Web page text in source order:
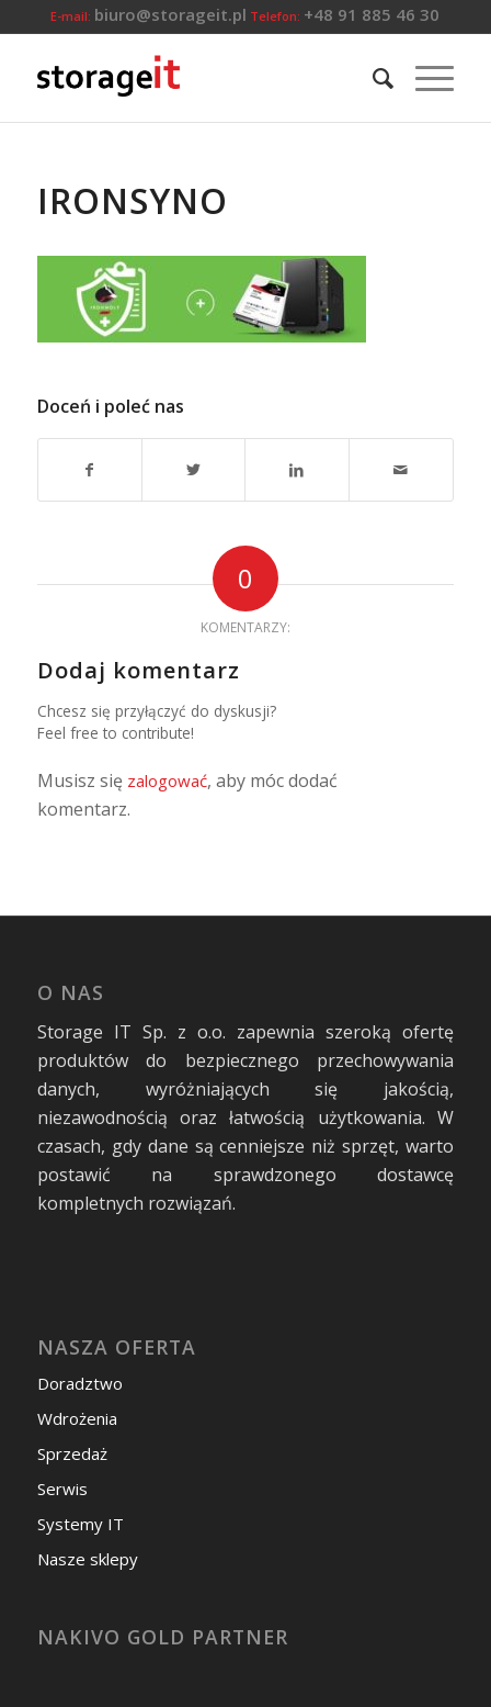
E-mail: biuro@storageit.pl Telefon: +48 91 885 46 30
IRONSYNO
Doceń i poleć nas
0
KOMENTARZY:
Dodaj komentarz
Chcesz się przyłączyć do dyskusji?
Feel free to contribute!
Musisz się zalogować, aby móc dodać
komentarz.
O NAS
Storage IT Sp. z o.o. zapewnia szeroką ofertę
produktów do bezpiecznego przechowywania
danych, wyróżniających się jakością,
niezawodnością oraz łatwością użytkowania. W
czasach, gdy dane są cenniejsze niż sprzęt, warto
postawić na sprawdzonego dostawcę
kompletnych rozwiązań.
NASZA OFERTA
Doradztwo
Wdrożenia
Sprzedaż
Serwis
Systemy IT
Nasze sklepy
NAKIVO GOLD PARTNER